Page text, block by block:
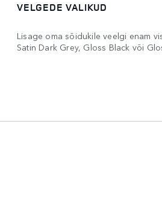
VELGEDE VALIKUD
Lisage oma sõidukile veelgi enam
Satin Dark Grey, Gloss Black või